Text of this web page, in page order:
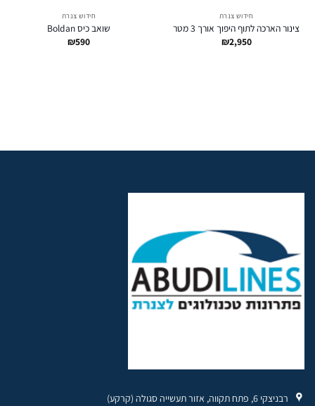
חידוש צנרת
צינור הארכה לתוף היפוך אורך 3 מטר
₪2,950
חידוש צנרת
שואב כיס Boldan
₪590
רבניצקי 6, פתח תקווה, אזור תעשייה סגולה (קרקע)